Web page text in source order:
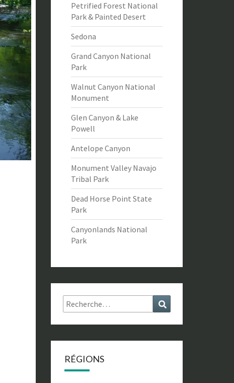
Petrified Forest National
Park & Painted Desert
Sedona
Grand Canyon National
Park
Walnut Canyon National
Monument
Glen Canyon & Lake
Powell
Antelope Canyon
Monument Valley Navajo
Tribal Park
Dead Horse Point State
Park
Canyonlands National
Park
Rechercher :
RÉGIONS